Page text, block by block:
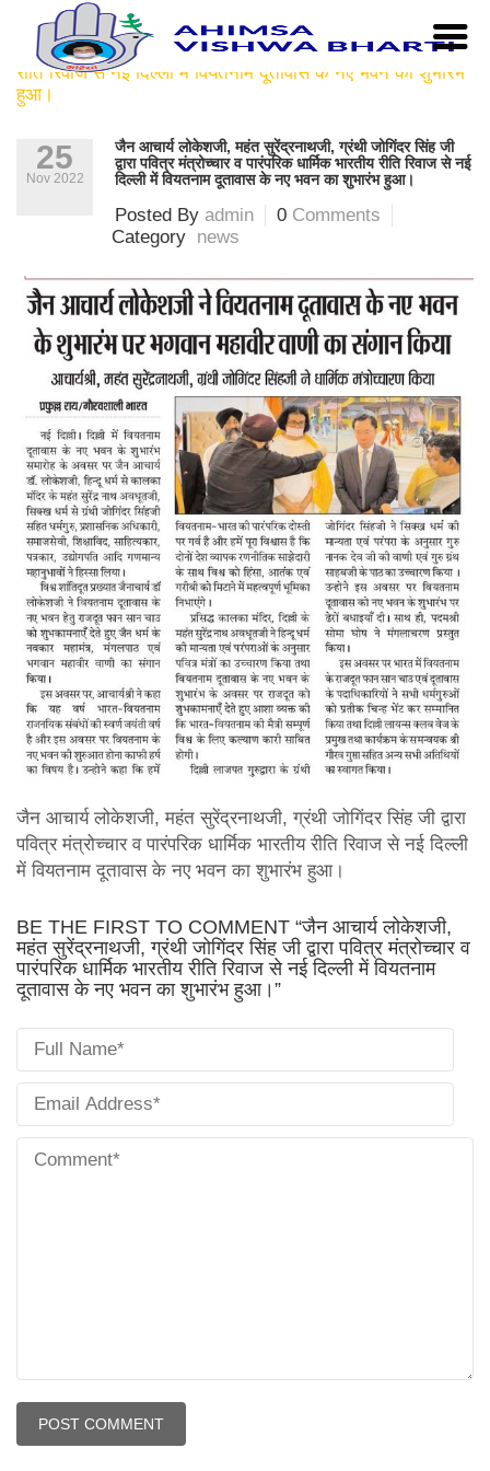
Home | news | जैन आचार्य लोकेशजी, महंत सुरेंद्रनाथजी, ग्रंथी
जोगिंदर सिंह जी द्वारा पवित्र मंत्रोच्चार व पारंपरिक धार्मिक भारतीय
रीति रिवाज से नई दिल्ली में वियतनाम दूतावास के नए भवन का शुभारंभ
हुआ।
25
Nov 2022
जैन आचार्य लोकेशजी, महंत सुरेंद्रनाथजी, ग्रंथी जोगिंदर सिंह जी
द्वारा पवित्र मंत्रोच्चार व पारंपरिक धार्मिक भारतीय रीति रिवाज से नई
दिल्ली में वियतनाम दूतावास के नए भवन का शुभारंभ हुआ।
Posted By admin 0 Comments
Category news
जैन आचार्य लोकेशजी, महंत सुरेंद्रनाथजी, ग्रंथी जोगिंदर सिंह जी द्वारा
पवित्र मंत्रोच्चार व पारंपरिक धार्मिक भारतीय रीति रिवाज से नई दिल्ली
में वियतनाम दूतावास के नए भवन का शुभारंभ हुआ।
BE THE FIRST TO COMMENT “जैन आचार्य लोकेशजी,
महंत सुरेंद्रनाथजी, ग्रंथी जोगिंदर सिंह जी द्वारा पवित्र मंत्रोच्चार व
पारंपरिक धार्मिक भारतीय रीति रिवाज से नई दिल्ली में वियतनाम
दूतावास के नए भवन का शुभारंभ हुआ।”